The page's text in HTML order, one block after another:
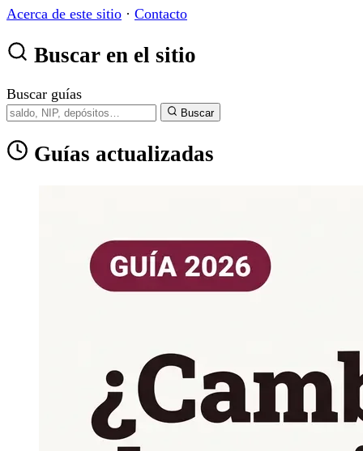
Acerca de este sitio · Contacto
Buscar en el sitio
Buscar guías
Buscar
Guías actualizadas